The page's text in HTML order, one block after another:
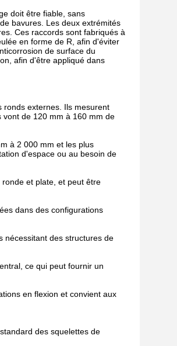
doit être fiable, sans
bavures. Les deux extrémités
Ces raccords sont fabriqués à
en forme de R, afin d'éviter
de surface du
afin d'être appliqué dans
ronds externes. Ils mesurent
de 120 mm à 160 mm de
à 2 000 mm et les plus
d'espace ou au besoin de
et plate, et peut être
dans des configurations
nécessitant des structures de
ce qui peut fournir un
en flexion et convient aux
des squelettes de